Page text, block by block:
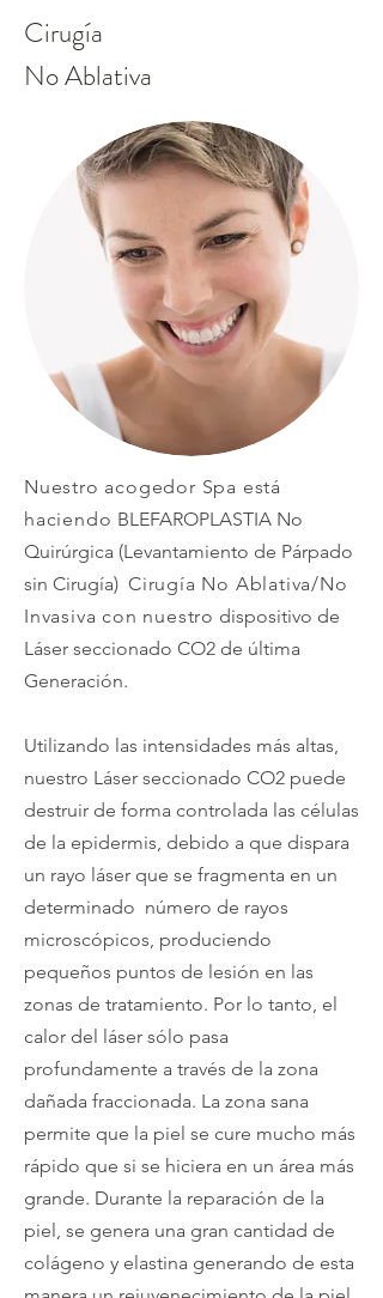
Cirugía
No Ablativa
Nuestro acogedor Spa está
haciendo BLEFAROPLASTIA No
Quirúrgica (Levantamiento de Párpado
sin Cirugía) Cirugía No Ablativa/No
Invasiva con nuestro dispositivo de
Láser seccionado CO2 de última
Generación.
Utilizando las intensidades más altas,
nuestro Láser seccionado CO2 puede
destruir de forma controlada las células
de la epidermis, debido a que dispara
un rayo láser que se fragmenta en un
determinado número de rayos
microscópicos, produciendo
pequeños puntos de lesión en las
zonas de tratamiento. Por lo tanto, el
calor del láser sólo pasa
profundamente a través de la zona
dañada fraccionada. La zona sana
permite que la piel se cure mucho más
rápido que si se hiciera en un área más
grande. Durante la reparación de la
piel, se genera una gran cantidad de
colágeno y elastina generando de esta